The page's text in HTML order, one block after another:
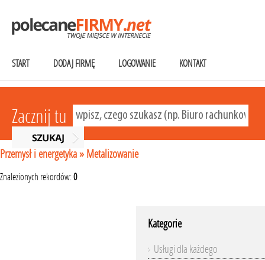
START DODAJ FIRMĘ LOGOWANIE KONTAKT
Zacznij tu
Przemysł i energetyka» Metalizowanie
Znalezionych rekordów:0
Kategorie
Usługi dla każdego